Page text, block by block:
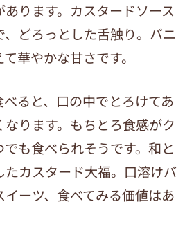
ります。カスタードソース
どろっとした舌触り。バニ
華やかな甘さです。
ると、口の中でとろけてあ
なります。もちとろ食感がク
も食べられそうです。和と
カスタード大福。口溶けバ
ーツ、食べてみる価値はあ